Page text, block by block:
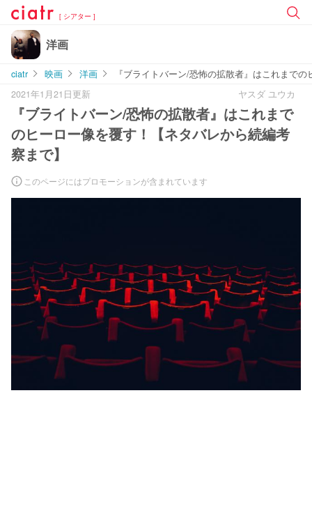
[ シアター ]
洋画
ciatr 映画 洋画
『ブライトバーン/恐怖の拡散者』はこれまで
2021年1月21日更新
ヤスダ ユウカ
『ブライトバーン/恐怖の拡散者』はこれまで
のヒーロー像を覆す！【ネタバレから続編考
察まで】
このページにはプロモーションが含まれています